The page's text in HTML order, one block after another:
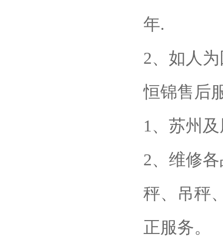
年.
2、如人
恒锦售后
1、苏州
2、维修
秤、吊秤
正服务。